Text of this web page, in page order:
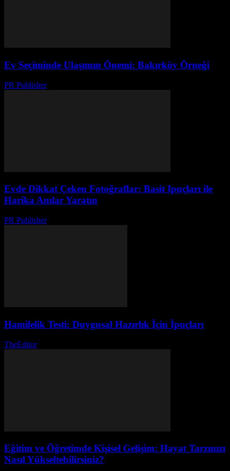
Ev Seçiminde Ulaşımın Önemi: Bakırköy Örneği
PR Publisher-
Evde Dikkat Çeken Fotoğraflar: Basit Ipuçları ile
Harika Anılar Yaratın
PR Publisher-
Hamilelik Testi: Duygusal Hazırlık İçin İpuçları
TheEditor-
Eğitim ve Öğretimde Kişisel Gelişim: Hayat Tarzınızı
Nasıl Yükseltebilirsiniz?